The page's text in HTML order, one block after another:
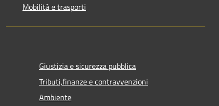
Mobilità e trasporti
Giustizia e sicurezza pubblica
Tributi,finanze e contravvenzioni
Ambiente